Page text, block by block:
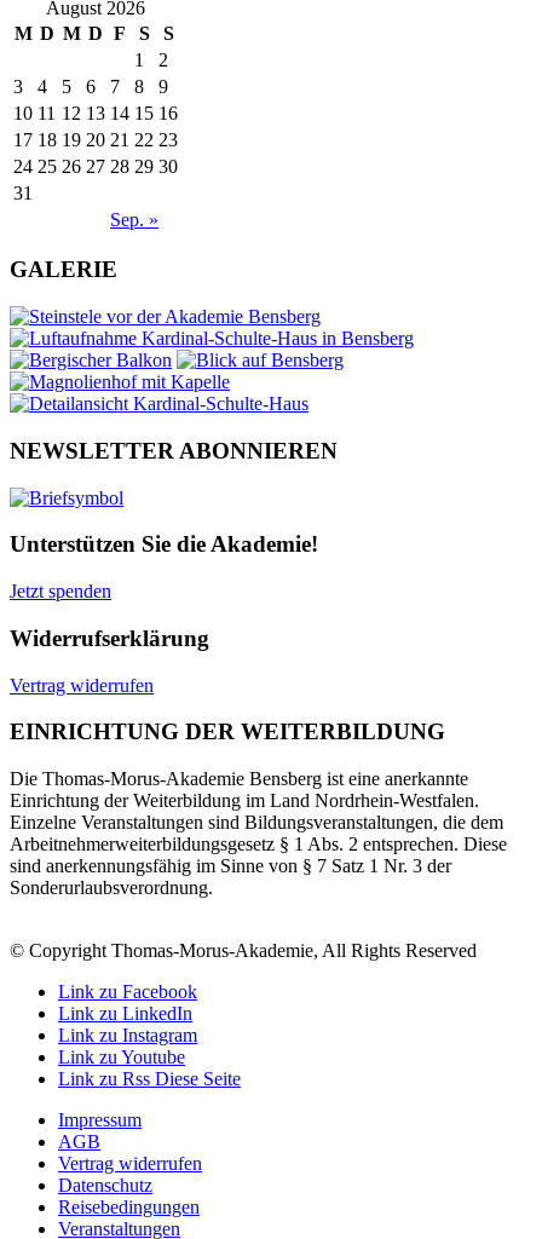
August 2026
M D M D F S S
Sep. »
1
2
3
4 5 6 7 8
9
10 11 12 13 14 15 16
17 18 19 20 21 22 23
24 25 26 27 28 29 30
31
GALERIE
NEWSLETTER ABONNIEREN
Unterstützen Sie die Akademie!
Jetzt spenden
Widerrufserklärung
Vertrag widerrufen
EINRICHTUNG DER WEITERBILDUNG
Die Thomas-Morus-Akademie Bensberg ist eine anerkannte
Einrichtung der Weiterbildung im Land Nordrhein-Westfalen.
Einzelne Veranstaltungen sind Bildungsveranstaltungen, die dem
Arbeitnehmerweiterbildungsgesetz § 1 Abs. 2 entsprechen. Diese
sind anerkennungsfähig im Sinne von § 7 Satz 1 Nr. 3 der
Sonderurlaubsverordnung.
© Copyright Thomas-Morus-Akademie, All Rights Reserved
Link zu Facebook
Link zu LinkedIn
Link zu Instagram
Link zu Youtube
Link zu Rss Diese Seite
Impressum
AGB
Vertrag widerrufen
Datenschutz
Reisebedingungen
Veranstaltungen